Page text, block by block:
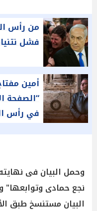
من رأس
فشل
أمين
“الصفحة
في رأس
وحمل البيان فى
نجع حمادى وتوابعها"